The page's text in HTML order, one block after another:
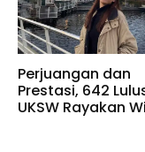
Perjuangan dan
Prestasi, 642
UKSW Rayakan